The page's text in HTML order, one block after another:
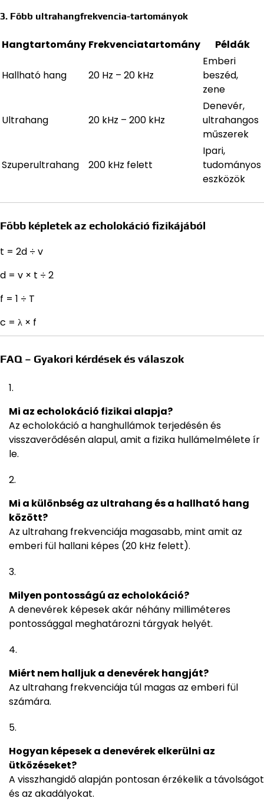
3. Főbb ultrahangfrekvencia-tartományok
Hangtartomány Frekvenciatartomány Példák
Hallható hang 20 Hz – 20 kHz
Emberi
beszéd,
zene
Ultrahang 20 kHz – 200 kHz
Denevér,
ultrahangos
műszerek
Szuperultrahang 200 kHz felett
Ipari,
tudományos
eszközök
Főbb képletek az echolokáció fizikájából
t = 2d ÷ v
d = v × t ÷ 2
f = 1 ÷ T
c = λ × f
FAQ – Gyakori kérdések és válaszok
Mi az echolokáció fizikai alapja?
Az echolokáció a hanghullámok terjedésén és
visszaverődésén alapul, amit a fizika hullámelmélete ír
le.
Mi a különbség az ultrahang és a hallható hang
között?
Az ultrahang frekvenciája magasabb, mint amit az
emberi fül hallani képes (20 kHz felett).
Milyen pontosságú az echolokáció?
A denevérek képesek akár néhány milliméteres
pontossággal meghatározni tárgyak helyét.
Miért nem halljuk a denevérek hangját?
Az ultrahang frekvenciája túl magas az emberi fül
számára.
Hogyan képesek a denevérek elkerülni az
ütközéseket?
A visszhangidő alapján pontosan érzékelik a távolságot
és az akadályokat.